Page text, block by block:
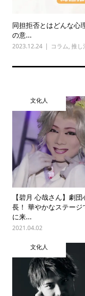
同担拒否とはどんな心
の意...
2023.12.24 コラム, 推し
文化人
【碧月 心哉さん】劇団
長！ 華やかなステージ
に来...
2021.04.02
文化人